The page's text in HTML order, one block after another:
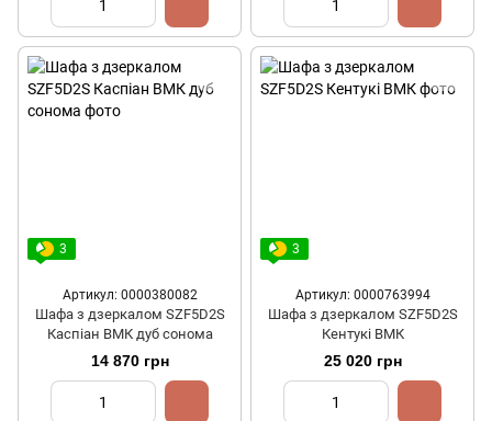
3
Артикул: 0000380082
Шафа з дзеркалом SZF5D2S
Каспіан ВМК дуб сонома
14 870 грн
3
Артикул: 0000763994
Шафа з дзеркалом SZF5D2S
Кентукі ВМК
25 020 грн